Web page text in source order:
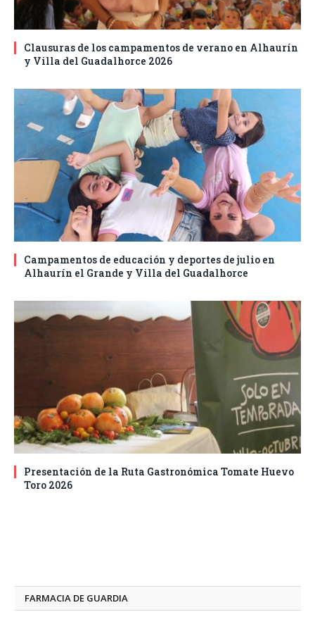
Clausuras de los campamentos de verano en Alhaurín
y Villa del Guadalhorce 2026
Campamentos de educación y deportes de julio en
Alhaurín el Grande y Villa del Guadalhorce
Presentación de la Ruta Gastronómica Tomate Huevo
Toro 2026
FARMACIA DE GUARDIA